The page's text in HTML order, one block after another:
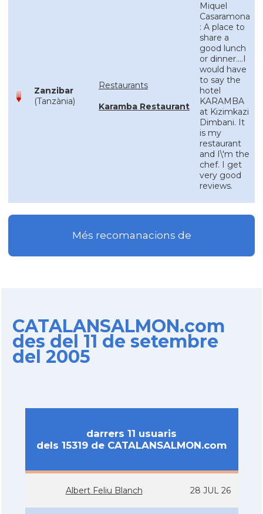
Zanzibar
(Tanzània)
Restaurants
Karamba Restaurant
Miquel
Casaramona
: A place to
share a
good lunch
or dinner....I
would have
to say the
hotel
KARAMBA
at Kizimkazi
Dimbani. It
is my
restaurant
and I\'m the
chef. I get
very good
reviews.
Més recomanacions de
CATALANSALMON.com
des del 11 de setembre
del 2005
darrers 11 usuaris
dels 15319 de CATALANSALMON.com
Albert Feliu Blanch 28 JUL 26